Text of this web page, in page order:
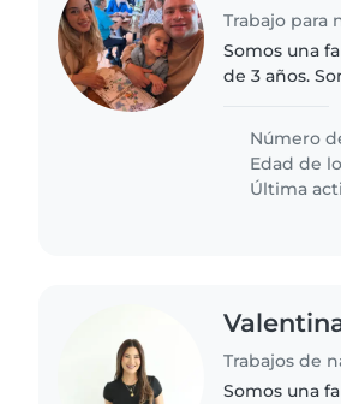
Trabajo para
Somos una
de 3 años.
Número
Edad de
Última
Trabajos de
Somos una